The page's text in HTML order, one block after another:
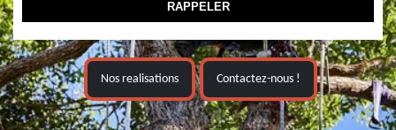
Nos realisations Contactez-nous !